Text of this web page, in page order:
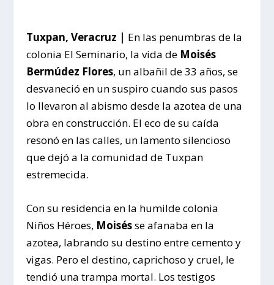
Tuxpan, Veracruz | En las penumbras de la
colonia El Seminario, la vida deMoisés
Bermúdez Flores, un albañil de 33 años, se
desvaneció en un suspiro cuando sus pasos
lo llevaron al abismo desde la azotea de una
obra en construcción. El eco de su caída
resonó en las calles, un lamento silencioso
que dejó a la comunidad de Tuxpan
estremecida.
Con su residencia en la humilde colonia
Niños Héroes, Moisésse afanaba en la
azotea, labrando su destino entre cemento y
vigas. Pero el destino, caprichoso y cruel, le
tendió una trampa mortal. Los testigos